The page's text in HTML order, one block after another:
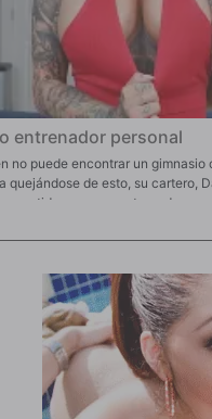
entrenador personal
no puede encontrar un
quejándose de esto, su cartero,
vestido como un entrenador
Sin saber la verdad, lo dejó
a estirarse. Cuando
en el acto y las cosas
su ceño fruncido se
A partir de ahí, estiró su
de estallar una gran carga sobre